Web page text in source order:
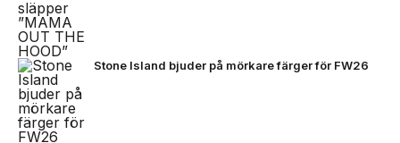
Stone Island bjuder på mörkare färger för FW26